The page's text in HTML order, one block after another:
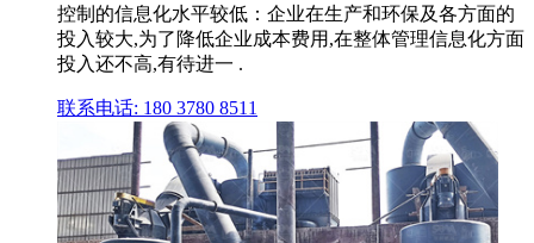
控制的信息化水平较低：企业在生产和环保及各方面的
投入较大,为了降低企业成本费用,在整体管理信息化方面
投入还不高,有待进一 .
联系电话: 180 3780 8511